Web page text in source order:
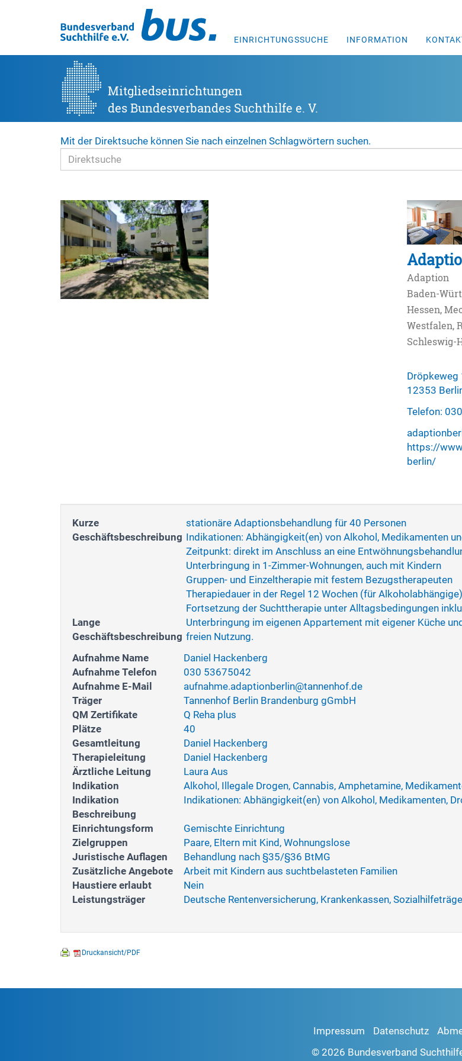
EINRICHTUNGSSUCHE INFORMATION
Mitgliedseinrichtungen
des Bundesverbandes Suchthilfe e. V.
Mit der Direktsuche können Sie nach einzelnen Schlagwörtern suchen.
Adaption
Baden-
Hessen,
Westfalen,
Schleswig-
Dröpkeweg
12353
Telefon:
https://
berlin/
Kurze
Geschäftsbeschreibung
stationäre Adaptionsbehandlung für 40 Personen
Indikationen: Abhängigkeit(en) von Alkohol, Medikamenten
Zeitpunkt: direkt im Anschluss an eine
Unterbringung in 1-Zimmer-Wohnungen, auch mit Kindern
Gruppen- und Einzeltherapie mit festem Bezugstherapeuten
Therapiedauer in der Regel 12 Wochen (für
Fortsetzung der Suchttherapie unter Alltagsbedingungen
Lange
Geschäftsbeschreibung
Unterbringung im eigenen Appartement mit eigener Küche
freien Nutzung.
Aufnahme Name
Daniel Hackenberg
Aufnahme Telefon
030 53675042
Aufnahme E-Mail
aufnahme.adaptionberlin@tannenhof.de
Träger
Tannenhof Berlin Brandenburg gGmbH
QM Zertifikate
Q Reha plus
Plätze
40
Gesamtleitung
Daniel Hackenberg
Therapieleitung
Daniel Hackenberg
Ärztliche Leitung
Laura Aus
Indikation
Alkohol, Illegale Drogen, Cannabis, Amphetamine,
Indikation
Beschreibung
Indikationen: Abhängigkeit(en) von Alkohol, Medikamenten,
Einrichtungsform
Gemischte Einrichtung
Zielgruppen
Paare, Eltern mit Kind, Wohnungslose
Juristische Auflagen
Behandlung nach §35/§36 BtMG
Zusätzliche Angebote
Arbeit mit Kindern aus suchtbelasteten Familien
Haustiere erlaubt
Nein
Leistungsträger
Deutsche Rentenversicherung, Krankenkassen,
Druckansicht/PDF
Impressum Datenschutz
© 2026 Bundesverband